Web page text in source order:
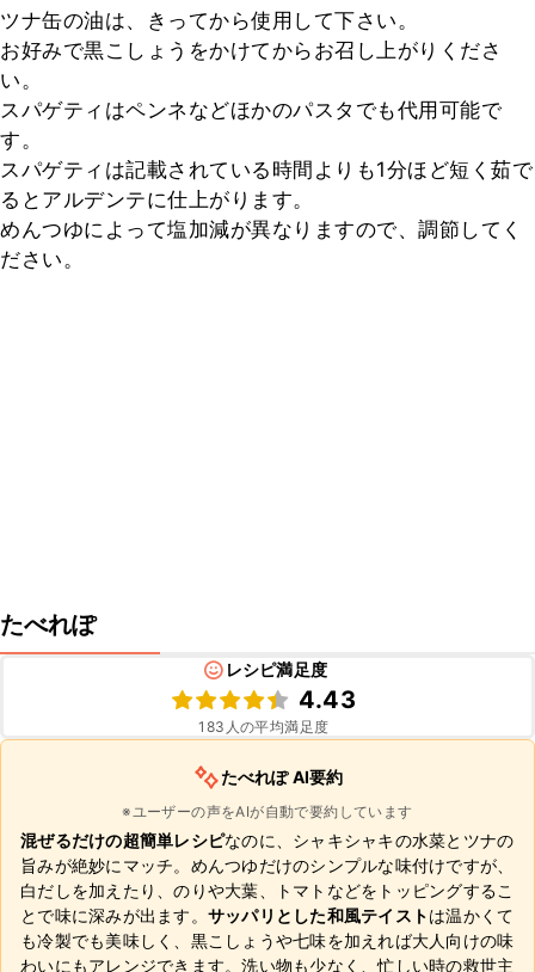
ツナ缶の油は、きってから使用して下さい。
お好みで黒こしょうをかけてからお召し上がりくださ
い。
スパゲティはペンネなどほかのパスタでも代用可能で
す。
スパゲティは記載されている時間よりも1分ほど短く茹で
るとアルデンテに仕上がります。
めんつゆによって塩加減が異なりますので、調節してく
ださい。
たべれぽ
レシピ満足度
4.43
183 人の平均満足度
たべれぽ AI要約
※ユーザーの声をAIが自動で要約しています
混ぜるだけの超簡単レシピなのに、シャキシャキの水菜とツナの
旨みが絶妙にマッチ。めんつゆだけのシンプルな味付けですが、
白だしを加えたり、のりや大葉、トマトなどをトッピングするこ
とで味に深みが出ます。 サッパリとした和風テイストは温かくて
も冷製でも美味しく、黒こしょうや七味を加えれば大人向けの味
わいにもアレンジできます。洗い物も少なく、忙しい時の救世主